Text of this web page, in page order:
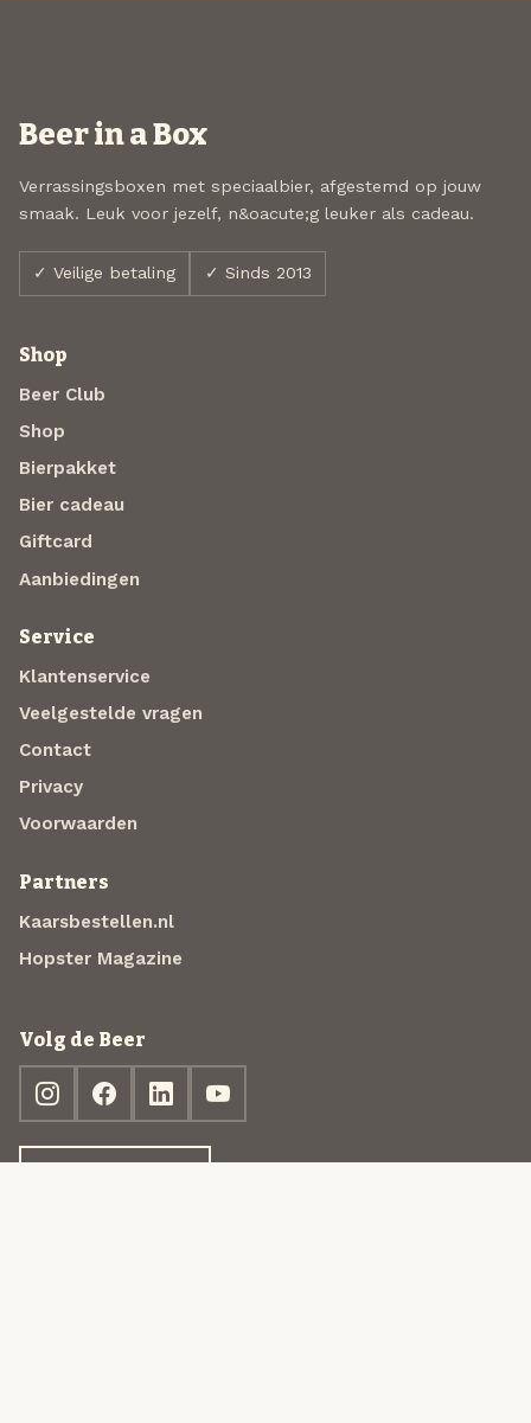
Beer in a Box
Verrassingsboxen met speciaalbier, afgestemd op jouw
smaak. Leuk voor jezelf, n&oacute;g leuker als cadeau.
✓ Veilige betaling ✓ Sinds 2013
Shop
Beer Club
Shop
Bierpakket
Bier cadeau
Giftcard
Aanbiedingen
Service
Klantenservice
Veelgestelde vragen
Contact
Privacy
Voorwaarden
Partners
Kaarsbestellen.nl
Hopster Magazine
Volg de Beer